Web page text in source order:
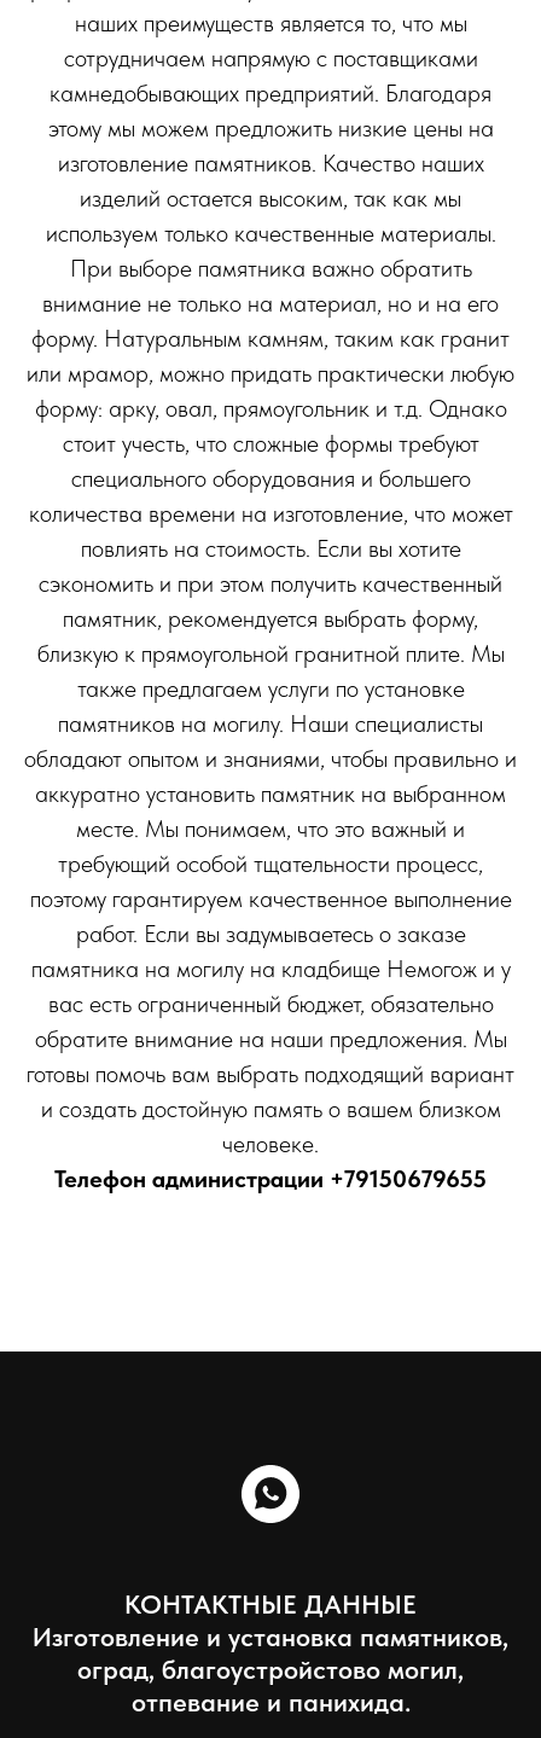
наших преимуществ является то, что мы
сотрудничаем напрямую с поставщиками
камнедобывающих предприятий. Благодаря
этому мы можем предложить низкие цены на
изготовление памятников. Качество наших
изделий остается высоким, так как мы
используем только качественные материалы.
При выборе памятника важно обратить
внимание не только на материал, но и на его
форму. Натуральным камням, таким как гранит
или мрамор, можно придать практически любую
форму: арку, овал, прямоугольник и т.д. Однако
стоит учесть, что сложные формы требуют
специального оборудования и большего
количества времени на изготовление, что может
повлиять на стоимость. Если вы хотите
сэкономить и при этом получить качественный
памятник, рекомендуется выбрать форму,
близкую к прямоугольной гранитной плите. Мы
также предлагаем услуги по установке
памятников на могилу. Наши специалисты
обладают опытом и знаниями, чтобы правильно и
аккуратно установить памятник на выбранном
месте. Мы понимаем, что это важный и
требующий особой тщательности процесс,
поэтому гарантируем качественное выполнение
работ. Если вы задумываетесь о заказе
памятника на могилу на кладбище Немогож и у
вас есть ограниченный бюджет, обязательно
обратите внимание на наши предложения. Мы
готовы помочь вам выбрать подходящий вариант
и создать достойную память о вашем близком
человеке.
Телефон администрации +79150679655
КОНТАКТНЫЕ ДАННЫЕ
Изготовление и установка памятников,
оград, благоустройстово могил,
отпевание и панихида.